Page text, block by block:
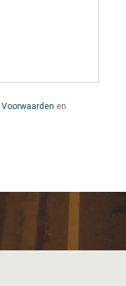
Voorwaarden en